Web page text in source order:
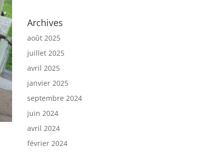
Archives
août 2025
juillet 2025
avril 2025
janvier 2025
septembre 2024
juin 2024
avril 2024
février 2024